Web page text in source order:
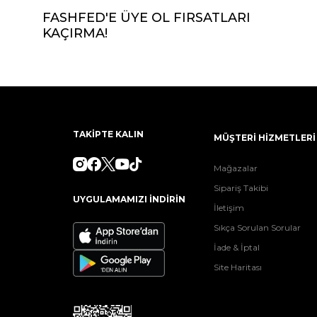
FASHFED'E ÜYE OL FIRSATLARI
KAÇIRMA!
TAKİPTE KALIN
UYGULAMAMIZI İNDİRİN
MÜŞTERİ HİZMETLERİ
Mağazalar
Sipariş Takibi
İletişim
Sıkça Sorulan Sorular
İade & İptal
Site Haritası